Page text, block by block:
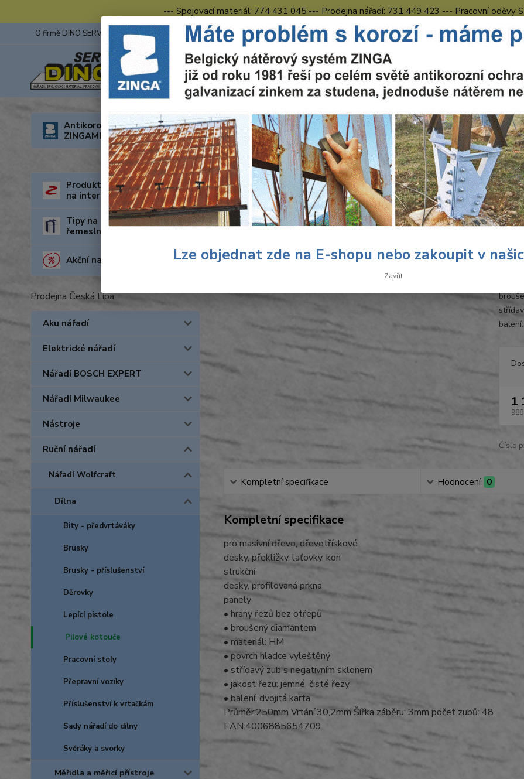
--- Spojovací materiál: 774 431 045 --- Prodejna nářadí: 731 449 423 --- Pracovní oděvy
O firmě DINO SERVIS s.r.o. ZINGA Fotogalerie z výstav Obchodní podmínky Kontakty Česká Lípa
Hledat 731
8.00
Antikorozní nátěry
ZINGAMETALL
Produkty za nejnižší cenu
na internetu
Tipy na dárky pro kutily a
řemeslníky
Akční nabídka
Prodejna Česká Lípa
Aku nářadí
Elektrické nářadí
Nářadí BOSCH EXPERT
Nářadí Milwaukee
Nástroje
Ruční nářadí
Nářadí Wolfcraft
Dílna
Bity - předvrtáváky
Brusky
Brusky - příslušenství
Děrovky
Lepící pistole
Pilové kotouče
Pracovní stoly
Přepravní vozíky
Příslušenství k vrtačkám
Sady nářadí do dílny
Svěráky a svorky
Měřidla a měřicí přístroje
Úvod Ruční nářadí Nářadí Wolfcraft Dílna Pilové kotouče
Wolfcraft
6547000
Wolfcraft Wolfcraft pilový kotouč
ø250x30,2 Z48 6547000
pro
1
Číslo
Kompletní specifikace Hodnocení 0
Kompletní specifikace
pro masivní dřevo, dřevotřískové
desky, překližky, laťovky, kon
strukční
desky, profilovaná prkna,
panely
• hrany řezů bez otřepů
• broušený diamantem
• materiál: HM
• povrch hladce vyleštěný
• střídavý zub s negativním sklonem
• jakost řezu: jemné, čisté řezy
• balení: dvojitá karta
Průměr:250mm Vrtání:30,2mm Šířka záběru: 3mm počet zubů: 48
EAN:4006885654709
Lze objednat zde na E-shopu nebo zakoupit v
Zavřít